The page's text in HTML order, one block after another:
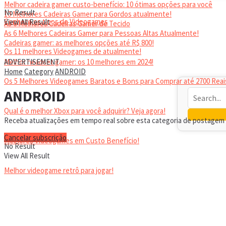
Melhor cadeira gamer custo-benefício: 10 ótimas opções para você
10 Melhores Cadeiras Gamer para Gordos atualmente!
As 6 Melhores Cadeiras Gamer de Tecido
As 6 Melhores Cadeiras Gamer para Pessoas Altas Atualmente!
Cadeiras gamer: as melhores opções até R$ 800!
HEADSET
Melhor headset gamer: os 10 melhores em 2024!
No Result
View All Result
Conheça os tipos de Videogames
Os 11 melhores Videogames de atualmente!
Os 5 Melhores Videogames Baratos e Bons para Comprar até 2700
Qual é o melhor Xbox para você adquirir? Veja agora!
Melhores Videogames em Custo Benefício!
Melhor videogame retrô para jogar!
No Result
View All Result
ADVERTISEMENT
Home CategoryANDROID
ANDROID
Receba atualizações em tempo real sobre esta categoria de
Cancelar subscrição